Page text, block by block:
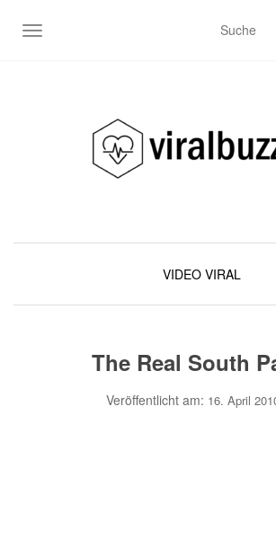
SCHALTE NAVIGATION
VIDEO VIRAL
The Real South
Veröffentlicht am: 16. April